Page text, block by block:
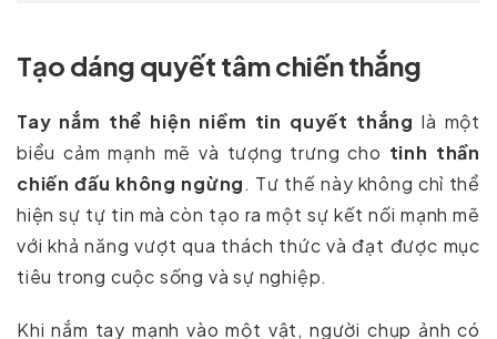
Tạo dáng quyết tâm chiến thắng
Tay nắm thể hiện niềm tin quyết thắng là một
biểu cảm mạnh mẽ và tượng trưng cho tinh thần
chiến đấu không ngừng. Tư thế này không chỉ thể
hiện sự tự tin mà còn tạo ra một sự kết nối mạnh mẽ
với khả năng vượt qua thách thức và đạt được mục
tiêu trong cuộc sống và sự nghiệp.
Khi nắm tay mạnh vào một vật, người chụp ảnh có